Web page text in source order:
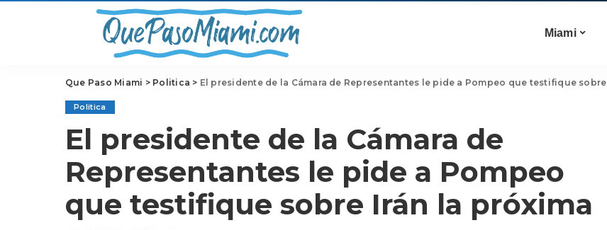
Miami
Que Paso Miami > Politica > El presidente de la Cámara de Representantes le pide a Pompeo que testifique sobre Irán la próxima semana
Politica
El presidente de la Cámara de
Representantes le pide a Pompeo
que testifique sobre Irán la próxima